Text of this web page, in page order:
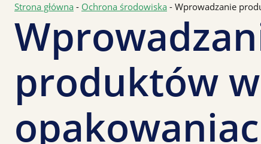
Strona główna - Ochrona środowiska - Wprowadzanie
produktów w